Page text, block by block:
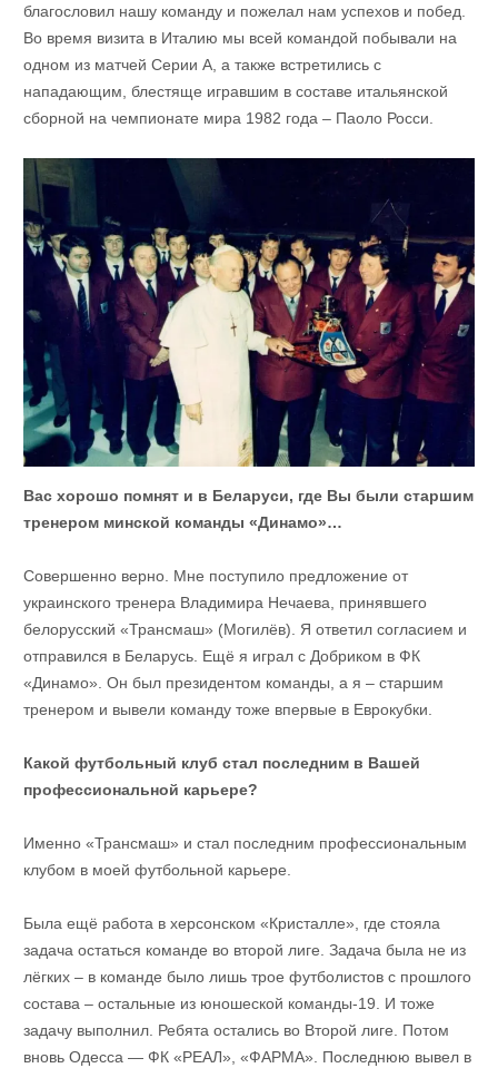
благословил нашу команду и пожелал нам успехов и побед.
Во время визита в Италию мы всей командой побывали на
одном из матчей Серии А, а также встретились с
нападающим, блестяще игравшим в составе итальянской
сборной на чемпионате мира 1982 года – Паоло Росси.
Вас хорошо помнят и в Беларуси, где Вы были старшим
тренером минской команды «Динамо»…
Совершенно верно. Мне поступило предложение от
украинского тренера Владимира Нечаева, принявшего
белорусский «Трансмаш» (Могилёв). Я ответил согласием и
отправился в Беларусь. Ещё я играл с Добриком в ФК
«Динамо». Он был президентом команды, а я – старшим
тренером и вывели команду тоже впервые в Еврокубки.
Какой футбольный клуб стал последним в Вашей
профессиональной карьере?
Именно «Трансмаш» и стал последним профессиональным
клубом в моей футбольной карьере.
Была ещё работа в херсонском «Кристалле», где стояла
задача остаться команде во второй лиге. Задача была не из
лёгких – в команде было лишь трое футболистов с прошлого
состава – остальные из юношеской команды-19. И тоже
задачу выполнил. Ребята остались во Второй лиге. Потом
вновь Одесса — ФК «РЕАЛ», «ФАРМА». Последнюю вывел в